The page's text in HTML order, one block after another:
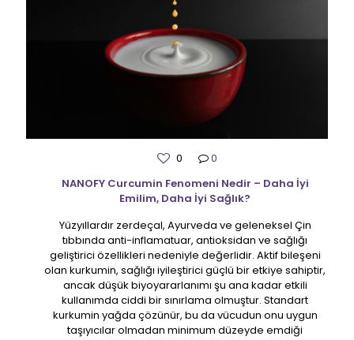
0
0
NANOFY Curcumin Fenomeni Nedir – Daha İyi
Emilim, Daha İyi Sağlık?
Yüzyıllardır zerdeçal, Ayurveda ve geleneksel Çin
tıbbında anti-inflamatuar, antioksidan ve sağlığı
geliştirici özellikleri nedeniyle değerlidir. Aktif bileşeni
olan kurkumin, sağlığı iyileştirici güçlü bir etkiye sahiptir,
ancak düşük biyoyararlanımı şu ana kadar etkili
kullanımda ciddi bir sınırlama olmuştur. Standart
kurkumin yağda çözünür, bu da vücudun onu uygun
taşıyıcılar olmadan minimum düzeyde emdiği